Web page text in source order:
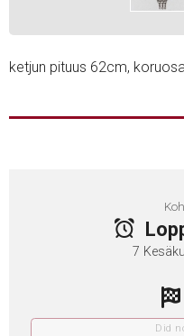
ketjun pituus 62cm,
7
Did